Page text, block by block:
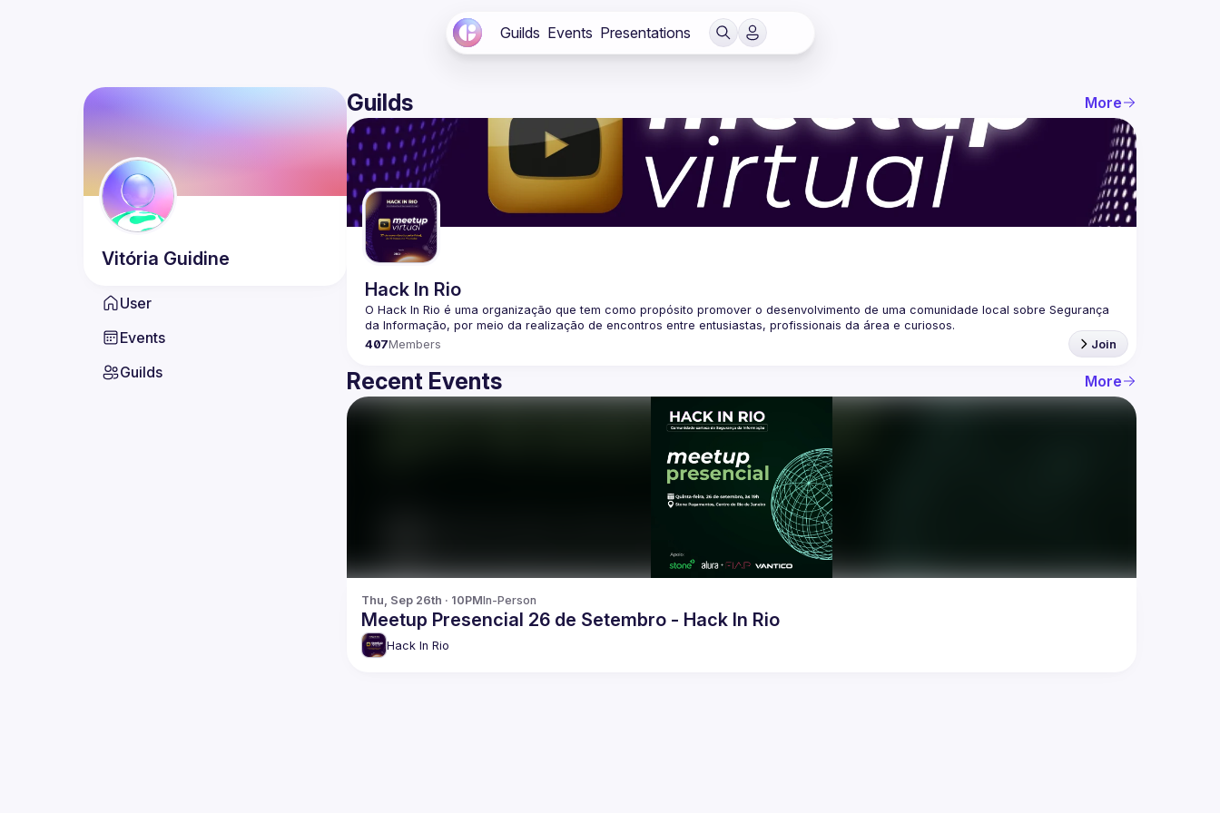
Guilds Events Presentations
Vitória Guidine
User
Events
Guilds
Guilds More
Hack In Rio
O Hack In Rio é uma organização que tem como propósito promover o desenvolvimento de uma comunidade local sobre Segurança
407Members Join
Recent Events More
Thu, Sep 26th · 10PMIn-Person
Meetup Presencial 26 de Setembro - Hack In Rio
Hack In Rio